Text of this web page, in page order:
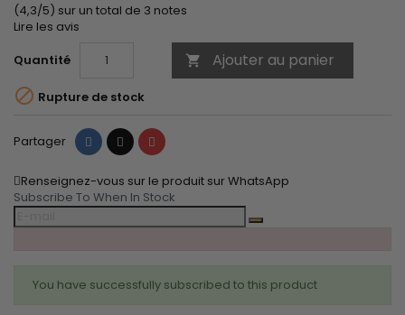
(4,3/5) sur un total de 3 notes
Lire les avis
Quantité
 Ajouter au panier
 Rupture de stock
Partager PartagerTweet Pinterest
Renseignez-vous sur le produit sur WhatsApp
Subscribe To When In Stock
You have successfully subscribed to this product